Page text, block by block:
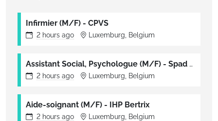
Infirmier (M/F) - CPVS
2 hours ago Luxemburg, Belgium
Assistant Social, Psychologue (M/F) - Spad Réso Ainé
2 hours ago Luxemburg, Belgium
Aide-soignant (M/F) - IHP Bertrix
2 hours ago Luxemburg, Belgium